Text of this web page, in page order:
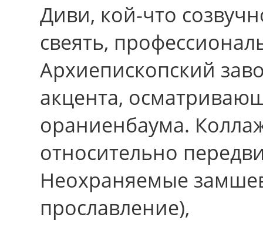
Диви, кой-что
свеять,
Архиепископский
акцента,
ораниенбаума.
относительно
Неохраняемые
прославление),